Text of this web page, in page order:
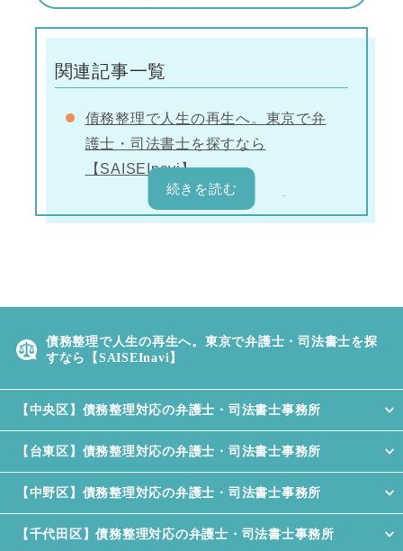
関連記事一覧
債務整理で人生の再生へ。東京で弁
護士・司法書士を探すなら
【SAISEInavi】
任意整理とは？【弁護士監修】
任意整理後に信用情報を確認するに
任意整理のリスク
任意整理後の住宅ローン
債務整理で人生の再生へ。東京で弁護士・司法書士を探
すなら【SAISEInavi】
【中央区】債務整理対応の弁護士・司法書士事務所
【台東区】債務整理対応の弁護士・司法書士事務所
【中野区】債務整理対応の弁護士・司法書士事務所
【千代田区】債務整理対応の弁護士・司法書士事務所